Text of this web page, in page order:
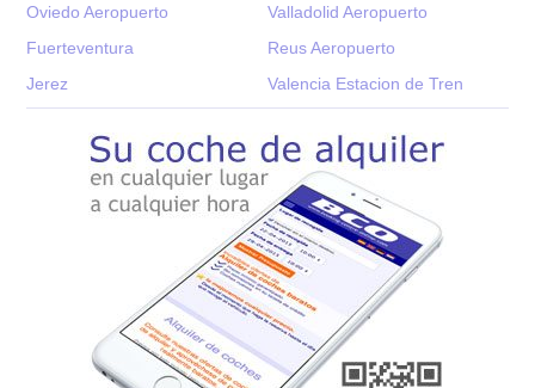
Oviedo Aeropuerto
Valladolid Aeropuerto
Fuerteventura
Reus Aeropuerto
Jerez
Valencia Estacion de Tren